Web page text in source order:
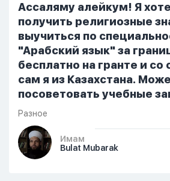
Ассаляму алейкум! Я
получить религиозные
выучиться по
"Арабский язык" за
бесплатно на гранте и со
сам я из Казахстана.
посоветовать учебные
Разное
Имам
Bulat Mubarak